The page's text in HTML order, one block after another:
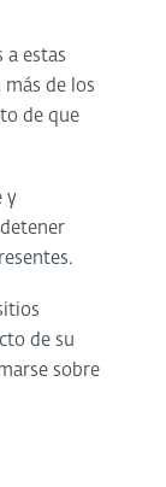
a estas
más de los
de que
y
de su
sobre